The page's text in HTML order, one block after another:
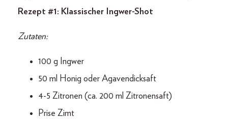
Rezept #1: Klassischer Ingwer-Shot
Zutaten:
100 g Ingwer
50 ml Honig oder Agavendicksaft
4-5 Zitronen (ca. 200 ml Zitronensaft)
Prise Zimt